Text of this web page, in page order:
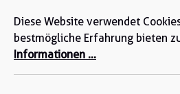
springen
Diese Website verwendet
bestmögliche Erfahrung bieten
Informationen ...